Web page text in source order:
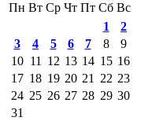
Пн Вт Ср Чт Пт Сб Вс
1
2
3
4 5 6 7 8
9
10 11 12 13 14 15 16
17 18 19 20 21 22 23
24 25 26 27 28 29 30
31